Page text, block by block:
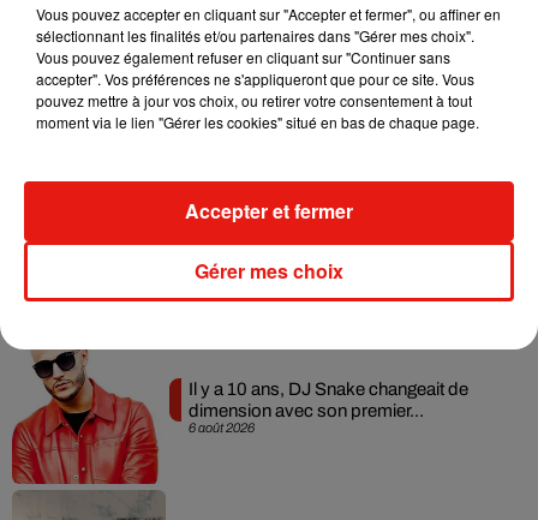
7 août 2026
RÜFÜS DU SOL annonce un nouvel
album après sa tournée mondiale
7 août 2026
Angèle et Amélie Lens dévoilent leur
collaboration tant attendue
6 août 2026
Il y a 10 ans, DJ Snake changeait de
dimension avec son premier...
Vous pouvez accepter en cliquant sur "Accepter et fermer", ou affiner en
sélectionnant les finalités et/ou partenaires dans "Gérer mes choix".
Vous pouvez également refuser en cliquant sur "Continuer sans
accepter". Vos préférences ne s'appliqueront que pour ce site. Vous
pouvez mettre à jour vos choix, ou retirer votre consentement à tout
moment via le lien "Gérer les cookies" situé en bas de chaque page.
Gérer mes choix
Accepter et fermer